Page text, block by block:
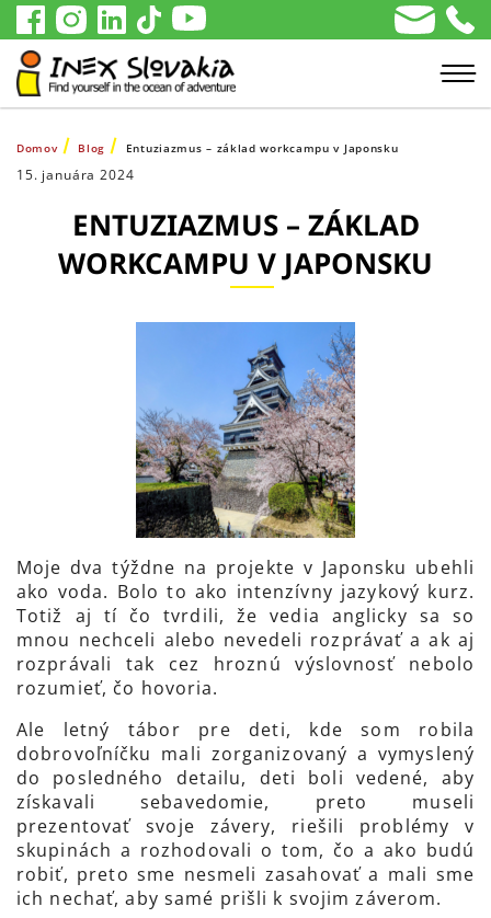
Domov Blog Entuziazmus – základ workcampu v Japonsku
15. januára 2024
ENTUZIAZMUS – ZÁKLAD
WORKCAMPU V JAPONSKU
Moje dva týždne na projekte v Japonsku ubehli
ako voda. Bolo to ako intenzívny jazykový kurz.
Totiž aj tí čo tvrdili, že vedia anglicky sa so
mnou nechceli alebo nevedeli rozprávať a ak aj
rozprávali tak cez hroznú výslovnosť nebolo
rozumieť, čo hovoria.
Ale letný tábor pre deti, kde som robila
dobrovoľníčku mali zorganizovaný a vymyslený
do posledného detailu, deti boli vedené, aby
získavali sebavedomie, preto museli
prezentovať svoje závery, riešili problémy v
skupinách a rozhodovali o tom, čo a ako budú
robiť, preto sme nesmeli zasahovať a mali sme
ich nechať, aby samé prišli k svojim záverom.